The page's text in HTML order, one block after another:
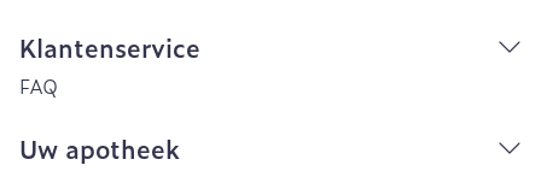
Klantenservice
FAQ
Uw apotheek